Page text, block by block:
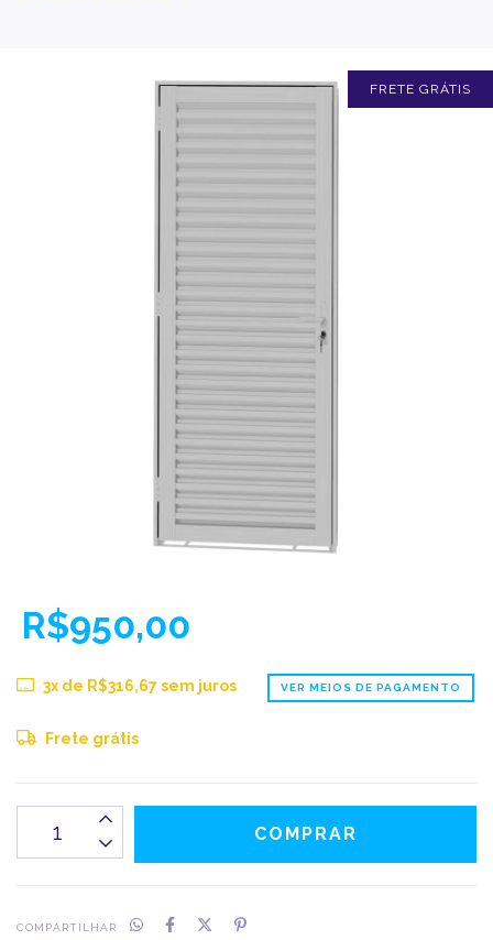
FRETE GRÁTIS
R$950,00
3x de R$316,67sem juros VER MEIOS DE PAGAMENTO
Frete grátis
COMPARTILHAR